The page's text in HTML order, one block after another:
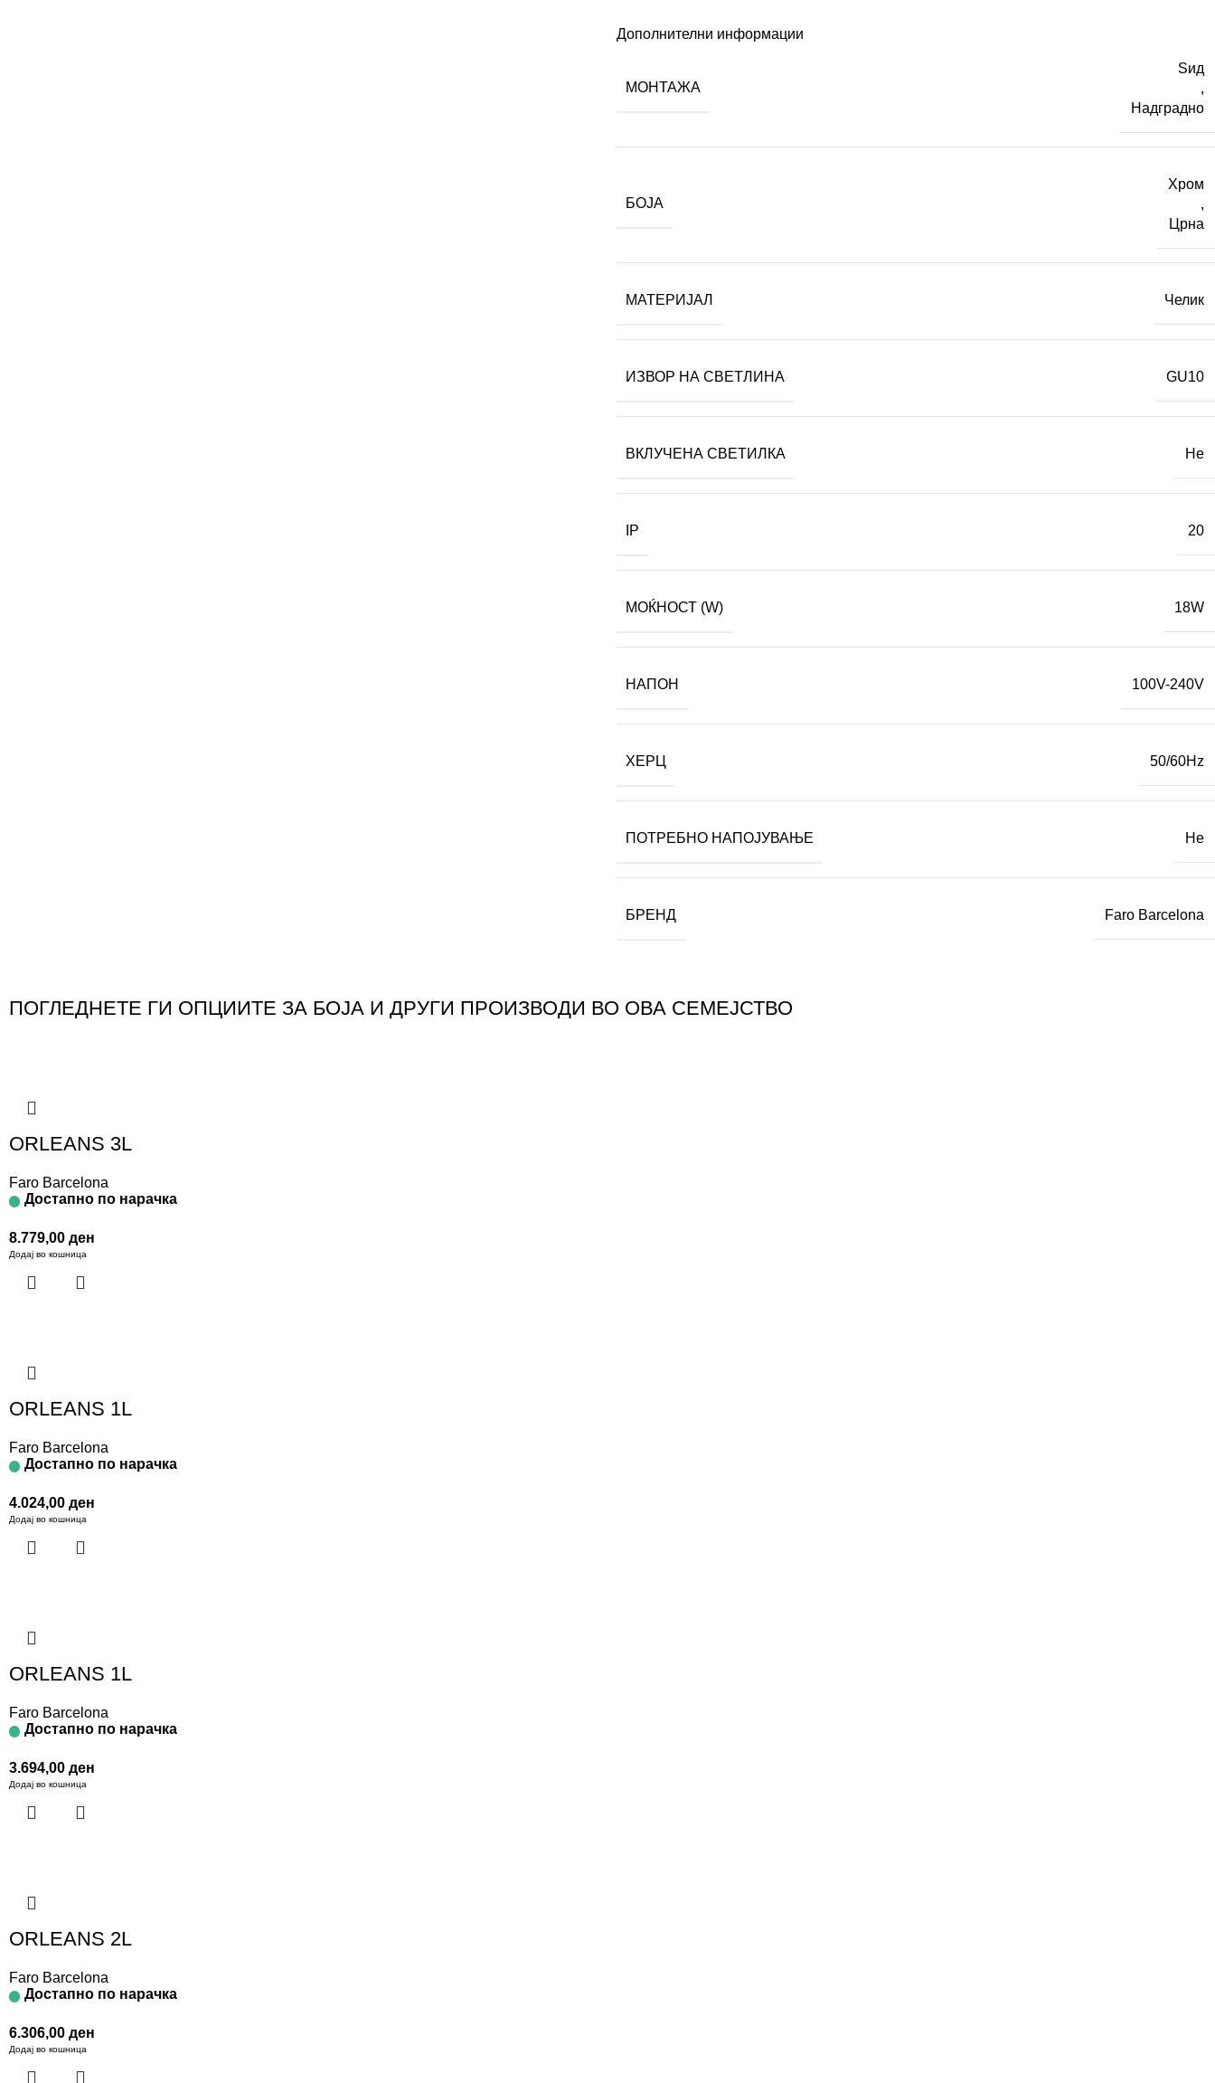
Дополнителни информации
МОНТАЖА
Ѕид
,
Надградно
БОЈА
Хром
,
Црна
МАТЕРИЈАЛ Челик
ИЗВОР НА СВЕТЛИНА GU10
ВКЛУЧЕНА СВЕТИЛКА Не
IP 20
МОЌНОСТ (W) 18W
НАПОН 100V-240V
ХЕРЦ 50/60Hz
ПОТРЕБНО НАПОЈУВАЊЕ Не
БРЕНД Faro Barcelona
ПОГЛЕДНЕТЕ ГИ ОПЦИИТЕ ЗА БОЈА И ДРУГИ ПРОИЗВОДИ ВО ОВА СЕМЕЈСТВО
ORLEANS 3L
Faro Barcelona
Достапно по нарачка
8.779,00 ден
Додај во кошница
ORLEANS 1L
Faro Barcelona
Достапно по нарачка
4.024,00 ден
Додај во кошница
ORLEANS 1L
Faro Barcelona
Достапно по нарачка
3.694,00 ден
Додај во кошница
ORLEANS 2L
Faro Barcelona
Достапно по нарачка
6.306,00 ден
Додај во кошница